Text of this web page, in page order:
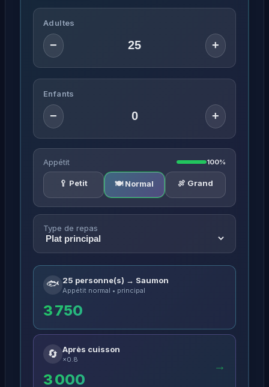
Adultes
− +
Enfants
− +
Appétit 100%
🥄 Petit 🍽️ Normal 🍖 Grand
Type de repas
🐟 25 personne(s) → Saumon
Appétit normal • principal
3 750
🔄 Après cuisson
×0.8
3 000
→